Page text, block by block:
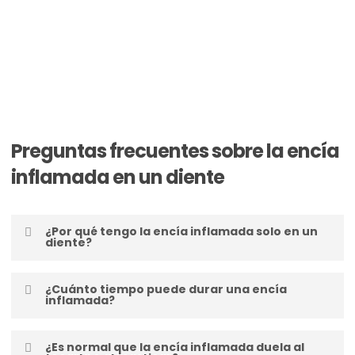
Preguntas frecuentes sobre la encía
inflamada en un diente
¿Por qué tengo la encía inflamada solo en un
diente?
acumulación de bacterias, restos de comida o
cercano, como una infección o un empaste
¿Cuánto tiempo puede durar una encía
inflamada?
¿Es normal que la encía inflamada duela al